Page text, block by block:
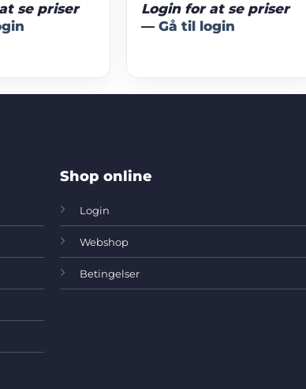
se priser
Login for at se priser
— Gå til login
Shop online
Login
Webshop
Betingelser